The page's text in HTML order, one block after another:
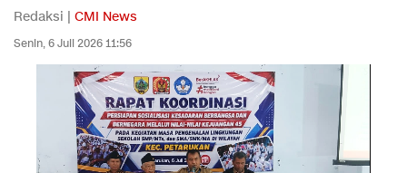
Redaksi | CMI News
Senin, 6 Juli 2026 11:56